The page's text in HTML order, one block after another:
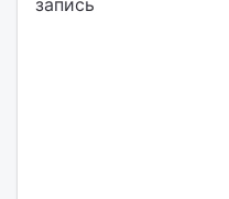
запись